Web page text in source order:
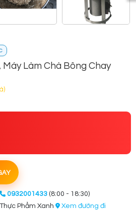
Máy Làm Chà Bông Chay
0932001433 (8:00 - 18:30)
Phẩm Xanh
Xem đường đi